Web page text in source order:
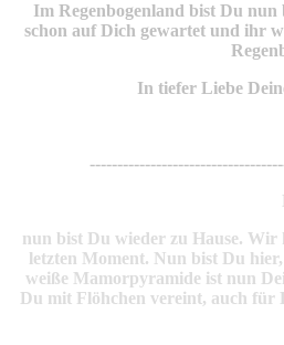
Im Regenbogenland bist Du nun
schon auf Dich gewartet und ihr
In tiefer Liebe
nun bist Du wieder zu Hause. Wir
letzten Moment. Nun bist Du
weiße Mamorpyramide ist nun
Du mit Flöhchen vereint, auch für